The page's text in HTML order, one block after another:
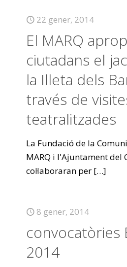
22 gener, 2014
El MARQ
ciutadans el
la Illeta dels
través de
teatralitzades
La Fundació de la
MARQ i l'Ajuntament del
col·laboraran per […]
8 gener, 2014
convocatòries
2014